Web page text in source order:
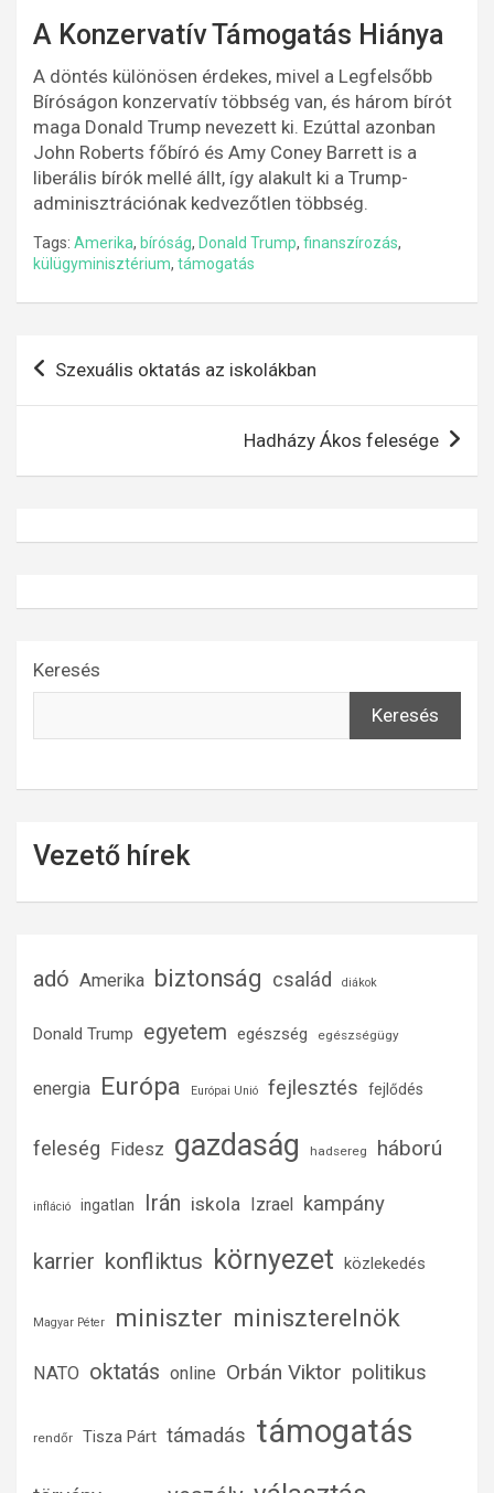
A Konzervatív Támogatás Hiánya
A döntés különösen érdekes, mivel a Legfelsőbb
Bíróságon konzervatív többség van, és három bírót
maga Donald Trump nevezett ki. Ezúttal azonban
John Roberts főbíró és Amy Coney Barrett is a
liberális bírók mellé állt, így alakult ki a Trump-
adminisztrációnak kedvezőtlen többség.
Tags: Amerika, bíróság, Donald Trump, finanszírozás,
külügyminisztérium, támogatás
navigáció
Szexuális oktatás az iskolákban
Hadházy Ákos felesége
Keresés
Keresés
Vezető hírek
adó Amerika biztonság család diákok
Donald Trump egyetem egészség egészségügy
energia Európa Európai Unió fejlesztés fejlődés
feleség Fidesz gazdaság hadsereg háború
infláció ingatlan Irán iskola Izrael kampány
karrier konfliktus környezet közlekedés
Magyar Péter miniszter miniszterelnök
NATO oktatás online Orbán Viktor politikus
rendőr Tisza Párt támadás támogatás